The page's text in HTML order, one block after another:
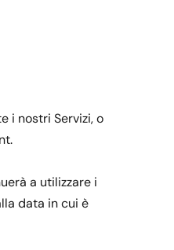
i nostri Servizi, o
a utilizzare i
data in cui è